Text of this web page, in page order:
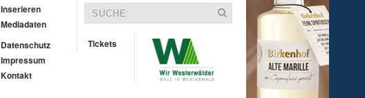
Inserieren
Mediadaten
Datenschutz
Impressum
Kontakt
Tickets